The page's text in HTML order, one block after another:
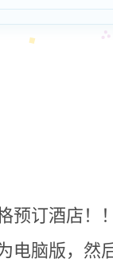
订酒店！
脑版，然